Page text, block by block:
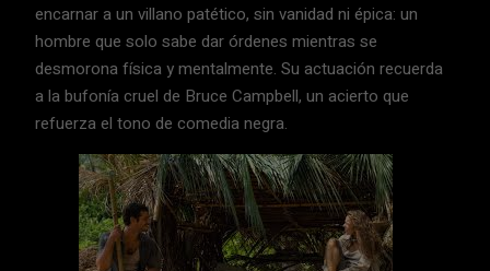
encarnar a un villano patético, sin vanidad ni épica: un
hombre que solo sabe dar órdenes mientras se
desmorona física y mentalmente. Su actuación recuerda
a la bufonía cruel de Bruce Campbell, un acierto que
refuerza el tono de comedia negra.